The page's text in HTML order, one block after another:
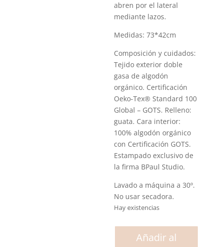
abren por el lateral
mediante lazos.
Medidas: 73*42cm
Composición y cuidados:
Tejido exterior doble
gasa de algodón
orgánico. Certificación
Oeko-Tex® Standard 100
Global – GOTS. Relleno:
guata. Cara interior:
100% algodón orgánico
con Certificación GOTS.
Estampado exclusivo de
la firma BPaul Studio.
Lavado a máquina a 30º.
No usar secadora.
Hay existencias
Añadir al